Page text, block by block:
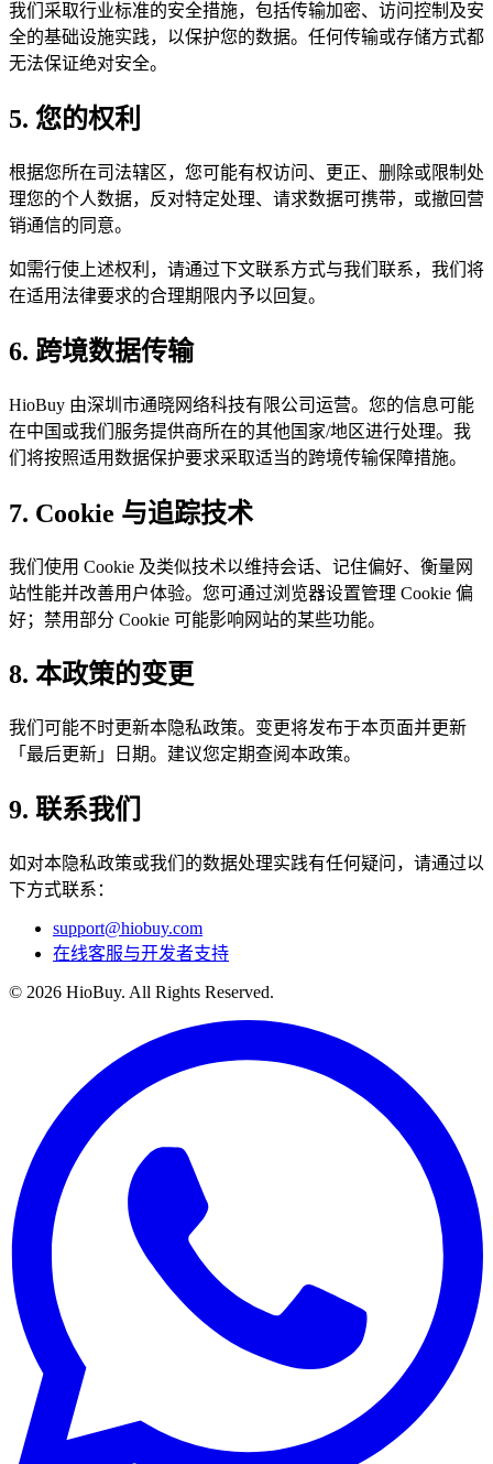
我们采取行业标准的安全措施，包括传输加密、访问控制及安
全的基础设施实践，以保护您的数据。任何传输或存储方式都
无法保证绝对安全。
5. 您的权利
根据您所在司法辖区，您可能有权访问、更正、删除或限制处
理您的个人数据，反对特定处理、请求数据可携带，或撤回营
销通信的同意。
如需行使上述权利，请通过下文联系方式与我们联系，我们将
在适用法律要求的合理期限内予以回复。
6. 跨境数据传输
HioBuy 由深圳市通晓网络科技有限公司运营。您的信息可能
在中国或我们服务提供商所在的其他国家/地区进行处理。我
们将按照适用数据保护要求采取适当的跨境传输保障措施。
7. Cookie 与追踪技术
我们使用 Cookie 及类似技术以维持会话、记住偏好、衡量网
站性能并改善用户体验。您可通过浏览器设置管理 Cookie 偏
好；禁用部分 Cookie 可能影响网站的某些功能。
8. 本政策的变更
我们可能不时更新本隐私政策。变更将发布于本页面并更新
「最后更新」日期。建议您定期查阅本政策。
9. 联系我们
如对本隐私政策或我们的数据处理实践有任何疑问，请通过以
下方式联系：
support@hiobuy.com
在线客服与开发者支持
© 2026 HioBuy. All Rights Reserved.